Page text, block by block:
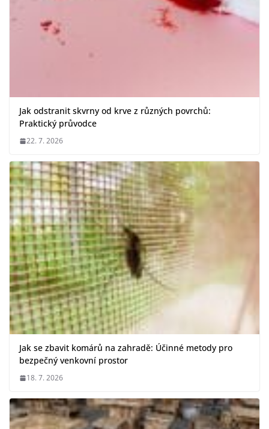
Jak odstranit skvrny od krve z různých povrchů:
Praktický průvodce
22. 7. 2026
Jak se zbavit komárů na zahradě: Účinné metody pro
bezpečný venkovní prostor
18. 7. 2026